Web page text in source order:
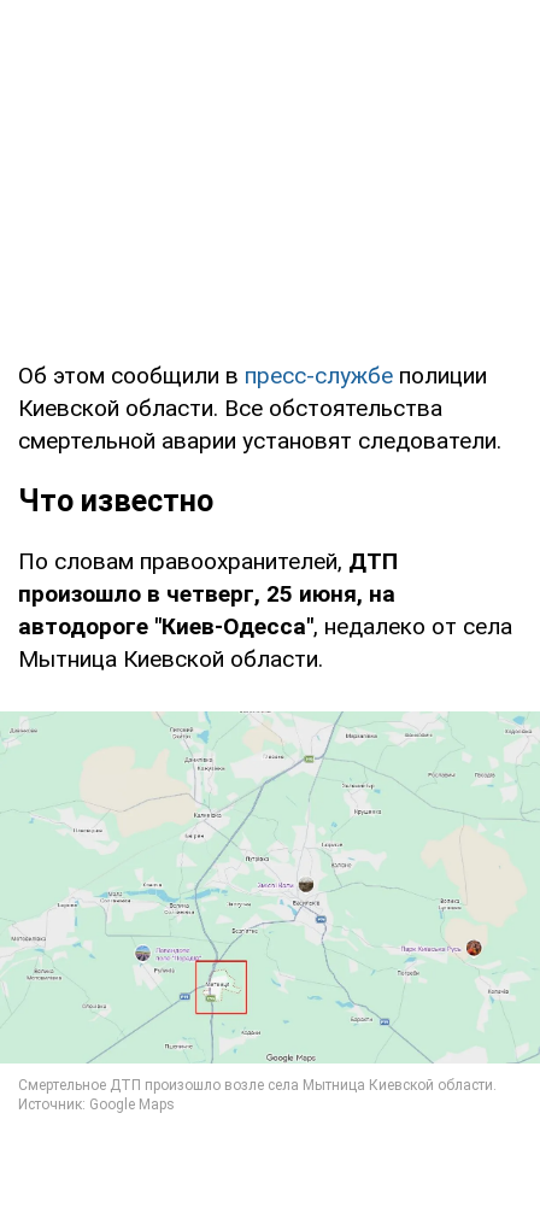
Об этом сообщили в пресс-службе полиции
Киевской области. Все обстоятельства
смертельной аварии установят следователи.
Что известно
По словам правоохранителей, ДТП
произошло в четверг, 25 июня, на
автодороге "Киев-Одесса", недалеко от села
Мытница Киевской области.